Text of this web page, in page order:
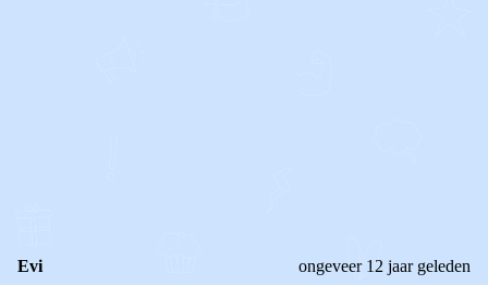
Evi ongeveer 12 jaar geleden